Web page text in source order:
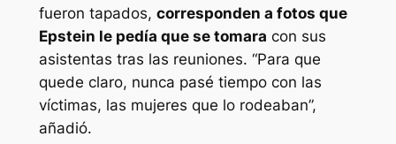
fueron tapados, corresponden a fotos que
Epstein le pedía que se tomara con sus
asistentas tras las reuniones. “Para que
quede claro, nunca pasé tiempo con las
víctimas, las mujeres que lo rodeaban”,
añadió.